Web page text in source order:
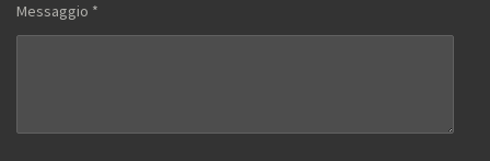
Messaggio *